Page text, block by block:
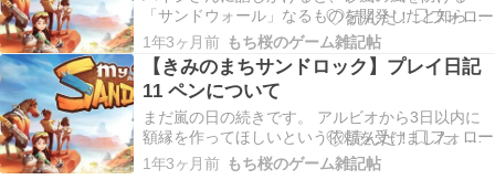
「サンドウォール」なるものを開発したと知らせ
てくれました。そういえば、砂嵐の後で歩き回っ
ていたらクラフトアイテムを拾いました。クラフ
トされたアイテムって拾うことはないので、つま
り主人公の家か手持ちから飛ばされたってことで
すよね。これを設…
1年3ヶ月前 もち桜のゲーム雑記帖
【きみのまちサンドロック】プレイ日記
11 ペンについて
まだ嵐の日の続きです。 アルビオから3日以内に
額縁を作ってほしいという依頼を受けました。使
い道は後で教えてくれるらしいですが、額縁の使
い道って、絵か写真を飾るだけよね？まぁ、レシ
1年3ヶ月前 もち桜のゲーム雑記帖